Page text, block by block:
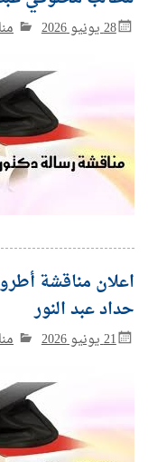
28 يونيو 2026
اعلان مناقشة
حداد عبد النور
21 يونيو 2026